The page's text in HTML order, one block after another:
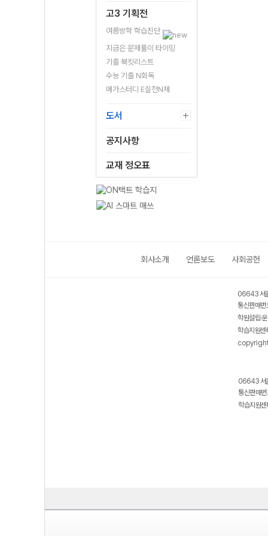
고3 기획전
여름방학 학습진단
지금은 문제풀이 타이밍
기출 북킷리스트
수능 기출 N회독
메가스터디 E실전N제
도서
공지사항
교재 정오표
회사소개 언론보도 사회공헌
06643 서
통신판매
학원설립·
학습지원
06643 서
통신판매
학습지원